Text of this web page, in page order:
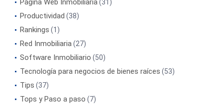
(31)
Productividad (38)
Rankings (1)
Red Inmobiliaria (27)
Software Inmobiliario (50)
Tecnología para negocios de bienes raíces (53)
Tips (37)
Tops y Paso a paso (7)